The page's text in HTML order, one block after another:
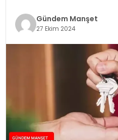
YAŞAMGündem Manşet
27 Ekim 2024